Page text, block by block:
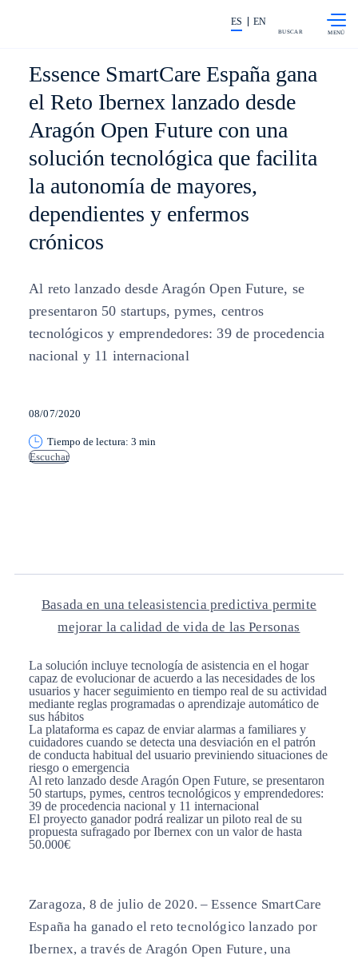
La acción en accionistas e
ES EN
BUSCAR
Essence SmartCare España gana
el Reto Ibernex lanzado desde
Aragón Open Future con una
solución tecnológica que facilita
la autonomía de mayores,
dependientes y enfermos
crónicos
Al reto lanzado desde Aragón Open Future, se
presentaron 50 startups, pymes, centros
tecnológicos y emprendedores: 39 de procedencia
nacional y 11 internacional
08/07/2020
Tiempo de lectura: 3 min
Escuchar
Basada en una teleasistencia predictiva permite
mejorar la calidad de vida de las Personas
La solución incluye tecnología de asistencia en el hogar
capaz de evolucionar de acuerdo a las necesidades de los
usuarios y hacer seguimiento en tiempo real de su actividad
mediante reglas programadas o aprendizaje automático de
sus hábitos
La plataforma es capaz de enviar alarmas a familiares y
cuidadores cuando se detecta una desviación en el patrón
de conducta habitual del usuario previniendo situaciones de
riesgo o emergencia
Al reto lanzado desde Aragón Open Future, se presentaron
50 startups, pymes, centros tecnológicos y emprendedores:
39 de procedencia nacional y 11 internacional
El proyecto ganador podrá realizar un piloto real de su
propuesta sufragado por Ibernex con un valor de hasta
50.000€
Zaragoza, 8 de julio de 2020. – Essence SmartCare
España ha ganado el reto tecnológico lanzado por
Ibernex, a través de Aragón Open Future, una